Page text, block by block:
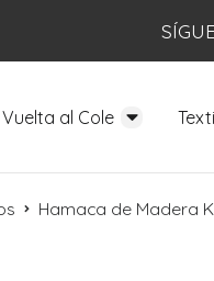
Vuelta al Cole
Hamaca de Madera